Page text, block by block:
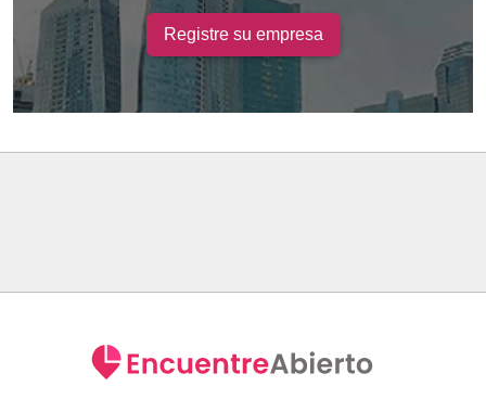
Registre su empresa